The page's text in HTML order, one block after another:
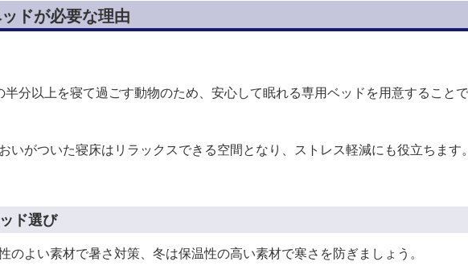
ドが必要な理由
半分以上を寝て過ごす動物のため、安心して眠れる専用ベッドを用意すること
いがついた寝床はリラックスできる空間となり、ストレス軽減にも役立ちます。
ド選び
のよい素材で暑さ対策、冬は保温性の高い素材で寒さを防ぎましょう。